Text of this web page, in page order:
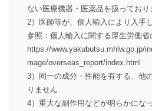
ない医療機器・医薬品を扱っており
2）医師等が、個人輸入により入手
参照：個人輸入に関する厚生労働省
https://www.yakubutsu.mhlw.go.jp/
mage/overseas_report/index.html
3）同一の成分・性能を有する、他
りません
4）重大な副作用などが明らかにな